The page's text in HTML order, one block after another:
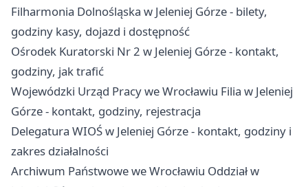
Filharmonia Dolnośląska w Jeleniej Górze - bilety,
godziny kasy, dojazd i dostępność
Ośrodek Kuratorski Nr 2 w Jeleniej Górze - kontakt,
godziny, jak trafić
Wojewódzki Urząd Pracy we Wrocławiu Filia w Jeleniej
Górze - kontakt, godziny, rejestracja
Delegatura WIOŚ w Jeleniej Górze - kontakt, godziny i
zakres działalności
Archiwum Państwowe we Wrocławiu Oddział w